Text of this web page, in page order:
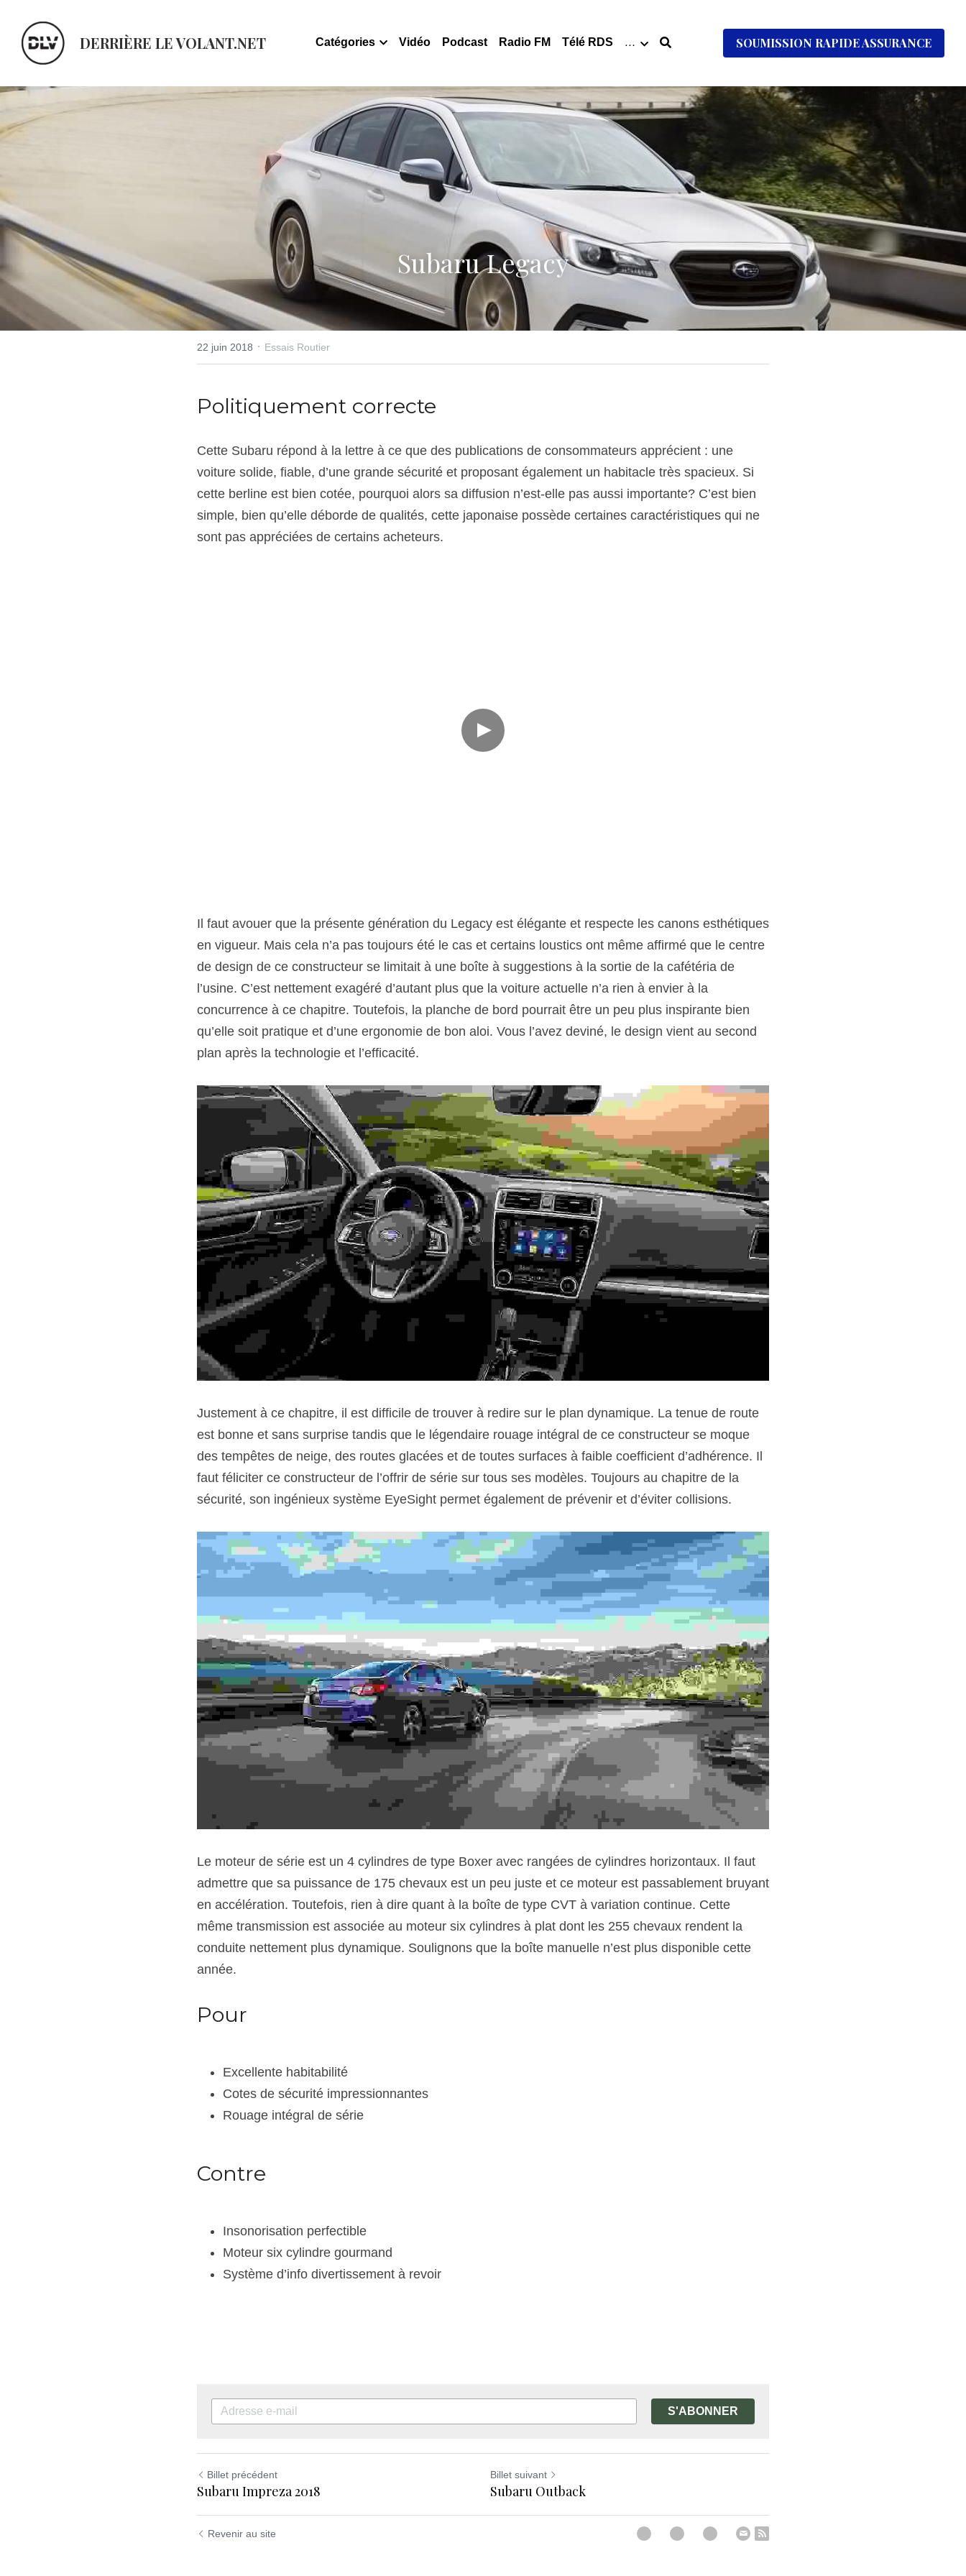
DERRIÈRE LE VOLANT.NET Catégories Vidéo Podcast Radio FM SOUMISSION RAPIDE ASSURANCE
Subaru Legacy
22 juin 2018 · Essais Routier
Politiquement correcte
Cette Subaru répond à la lettre à ce que des publications de consommateurs apprécient : une
voiture solide, fiable, d’une grande sécurité et proposant également un habitacle très spacieux. Si
cette berline est bien cotée, pourquoi alors sa diffusion n’est-elle pas aussi importante? C’est bien
simple, bien qu’elle déborde de qualités, cette japonaise possède certaines caractéristiques qui ne
sont pas appréciées de certains acheteurs.
Il faut avouer que la présente génération du Legacy est élégante et respecte les canons esthétiques
en vigueur. Mais cela n’a pas toujours été le cas et certains loustics ont même affirmé que le centre
de design de ce constructeur se limitait à une boîte à suggestions à la sortie de la cafétéria de
l’usine. C’est nettement exagéré d’autant plus que la voiture actuelle n’a rien à envier à la
concurrence à ce chapitre. Toutefois, la planche de bord pourrait être un peu plus inspirante bien
qu’elle soit pratique et d’une ergonomie de bon aloi. Vous l’avez deviné, le design vient au second
plan après la technologie et l’efficacité.
Justement à ce chapitre, il est difficile de trouver à redire sur le plan dynamique. La tenue de route
est bonne et sans surprise tandis que le légendaire rouage intégral de ce constructeur se moque
des tempêtes de neige, des routes glacées et de toutes surfaces à faible coefficient d’adhérence. Il
faut féliciter ce constructeur de l’offrir de série sur tous ses modèles. Toujours au chapitre de la
sécurité, son ingénieux système EyeSight permet également de prévenir et d’éviter collisions.
Le moteur de série est un 4 cylindres de type Boxer avec rangées de cylindres horizontaux. Il faut
admettre que sa puissance de 175 chevaux est un peu juste et ce moteur est passablement bruyant
en accélération. Toutefois, rien à dire quant à la boîte de type CVT à variation continue. Cette
même transmission est associée au moteur six cylindres à plat dont les 255 chevaux rendent la
conduite nettement plus dynamique. Soulignons que la boîte manuelle n’est plus disponible cette
année.
Pour
Excellente habitabilité
Cotes de sécurité impressionnantes
Rouage intégral de série
Contre
Insonorisation perfectible
Moteur six cylindre gourmand
Système d’info divertissement à revoir
S'ABONNER
Billet précédent
Subaru Impreza 2018
Billet suivant
Subaru Outback
Revenir au site